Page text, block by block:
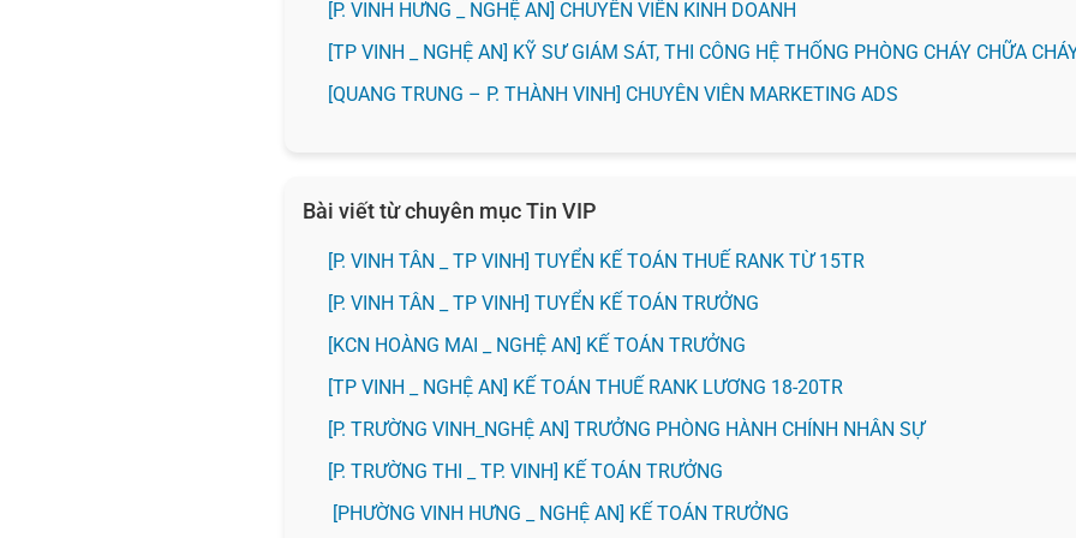
️[P. VINH HƯNG _ NGHỆ AN] CHUYÊN VIÊN KINH DOANH
[TP VINH _ NGHỆ AN] KỸ SƯ GIÁM SÁT, THI CÔNG HỆ THỐNG PHÒNG CHÁY CHỮA
[QUANG TRUNG – P. THÀNH VINH] CHUYÊN VIÊN MARKETING ADS
Bài viết từ chuyên mục Tin VIP
[P. VINH TÂN _ TP VINH] TUYỂN KẾ TOÁN THUẾ RANK TỪ 15TR
[P. VINH TÂN _ TP VINH] TUYỂN KẾ TOÁN TRƯỞNG
️[KCN HOÀNG MAI _ NGHỆ AN] KẾ TOÁN TRƯỞNG
[TP VINH _ NGHỆ AN] KẾ TOÁN THUẾ RANK LƯƠNG 18-20TR
[P. TRƯỜNG VINH_NGHỆ AN] TRƯỞNG PHÒNG HÀNH CHÍNH NHÂN SỰ
️[P. TRƯỜNG THI _ TP. VINH] KẾ TOÁN TRƯỞNG
[PHƯỜNG VINH HƯNG _ NGHỆ AN] KẾ TOÁN TRƯỞNG